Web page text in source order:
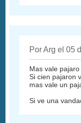
Por Arg el 05
Mas vale
Si cien pajaron
mas vale un
Si ve una